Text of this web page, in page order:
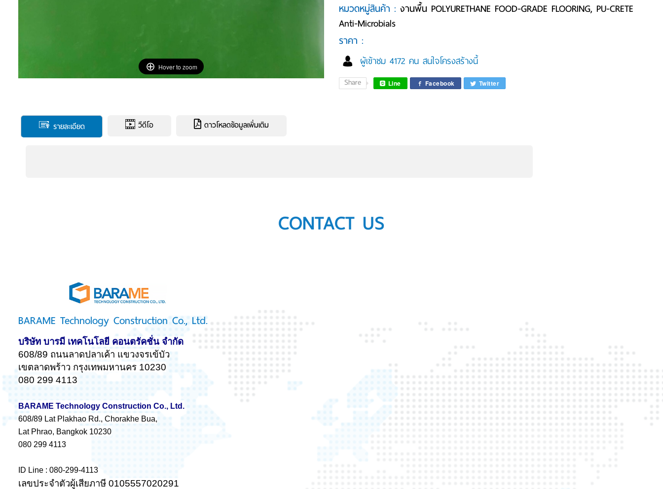
Hover to zoom
หมวดหมู่สินค้า : งานพื้น POLYURETHANE FOOD-GRADE FLOORING, PU-CRETE
Anti-Microbials
ราคา :
ผู้เข้าชม 4172 คน สนใจโครงสร้างนี้
Share Line Facebook Twitter
รายละเอียด วีดีโอ ดาวโหลดข้อมูลเพิ่มเติม
CONTACT US
BARAME Technology Construction Co., Ltd.
บริษัท บารมี เทคโนโลยี คอนตรัคชั่น จำกัด
608/89 ถนนลาดปลาเค้า แขวงจรเข้บัว
เขตลาดพร้าว กรุงเทพมหานคร 10230
080 299 4113
BARAME Technology Construction Co., Ltd.
608/89 Lat Plakhao Rd., Chorakhe Bua,
Lat Phrao, Bangkok 10230
080 299 4113
ID Line : 080-299-4113
เลขประจำตัวผู้เสียภาษี 0105557020291